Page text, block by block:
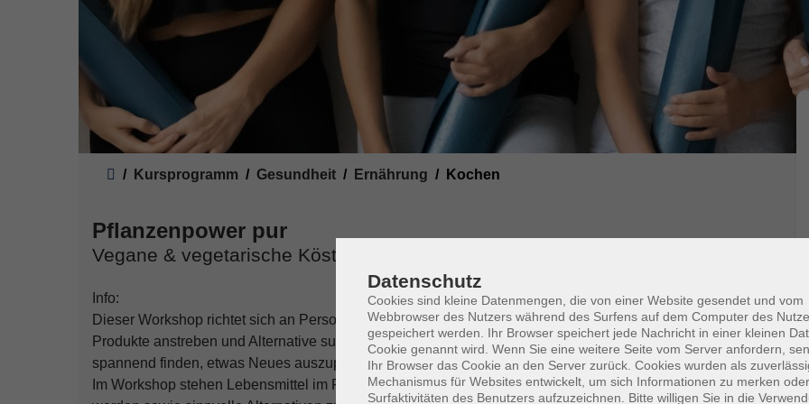
Kursprogramm Gesundheit Ernährung Kochen
Pflanzenpower pur
Vegane & vegetarische Köstlichkeiten
Info:
Dieser Workshop richtet sich an Personen, die eine Reduktion oder sogar den Verzicht tierischer
Produkte anstreben und Alternative suchen. Er richtet sich außerdem auch an Interessierte, die es
spannend finden, etwas Neues auszuprobieren.
Im Workshop stehen Lebensmittel im Fokus, die bei einer pflanzenbasierten Ernährung gemieden
Datenschutz
Cookies sind kleine Datenmengen, die von einer Website gesendet und vom
Webbrowser des Nutzers während des Surfens auf dem Computer des
gespeichert werden. Ihr Browser speichert jede Nachricht in einer kleinen
Cookie genannt wird. Wenn Sie eine weitere Seite vom Server anfordern,
Ihr Browser das Cookie an den Server zurück. Cookies wurden als
Mechanismus für Websites entwickelt, um sich Informationen zu merken
Surfaktivitäten des Benutzers aufzuzeichnen. Bitte willigen Sie in die